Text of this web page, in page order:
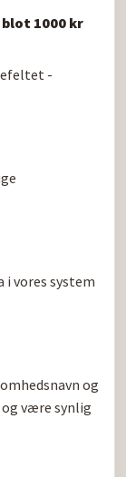
1000 kr
-
vores system
og
være synlig